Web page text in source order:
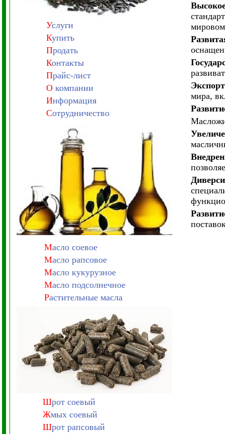
Услуги
Купить
Продать
Контакты
Прайс-лист
Окомпании
Информация
Сотрудничество
Масло соевое
Масло рапсовое
Масло кукурузное
Масло подсолнечное
Растительные масла
Шрот соевый
Жмых соевый
Шрот рапсовый
мира,